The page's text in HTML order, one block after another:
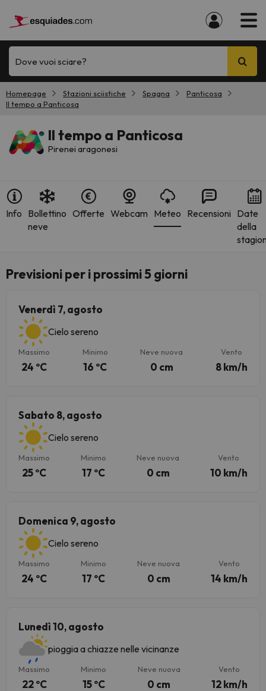
Dove vuoi sciare?
Homepage Stazioni sciistiche Spagna
Panticosa
Il tempo a Panticosa
Il tempo a Panticosa
Pirenei aragonesi
Info Bollettino
neve
Offerte Webcam Meteo Recensioni Date
della
Previsioni per i prossimi 5 giorni
Venerdì 7, agosto
Cielo sereno
Massimo
24 ºC
Minimo
16 ºC
Neve nuova
0 cm
Vento
8 km/h
Sabato 8, agosto
Cielo sereno
Massimo
25 ºC
Minimo
17 ºC
Neve nuova
0 cm
Vento
10 km/h
Domenica 9, agosto
Cielo sereno
Massimo
24 ºC
Minimo
17 ºC
Neve nuova
0 cm
Vento
14 km/h
Lunedì 10, agosto
pioggia a chiazze nelle vicinanze
Massimo
22 ºC
Minimo
15 ºC
Neve nuova
0 cm
Vento
12 km/h